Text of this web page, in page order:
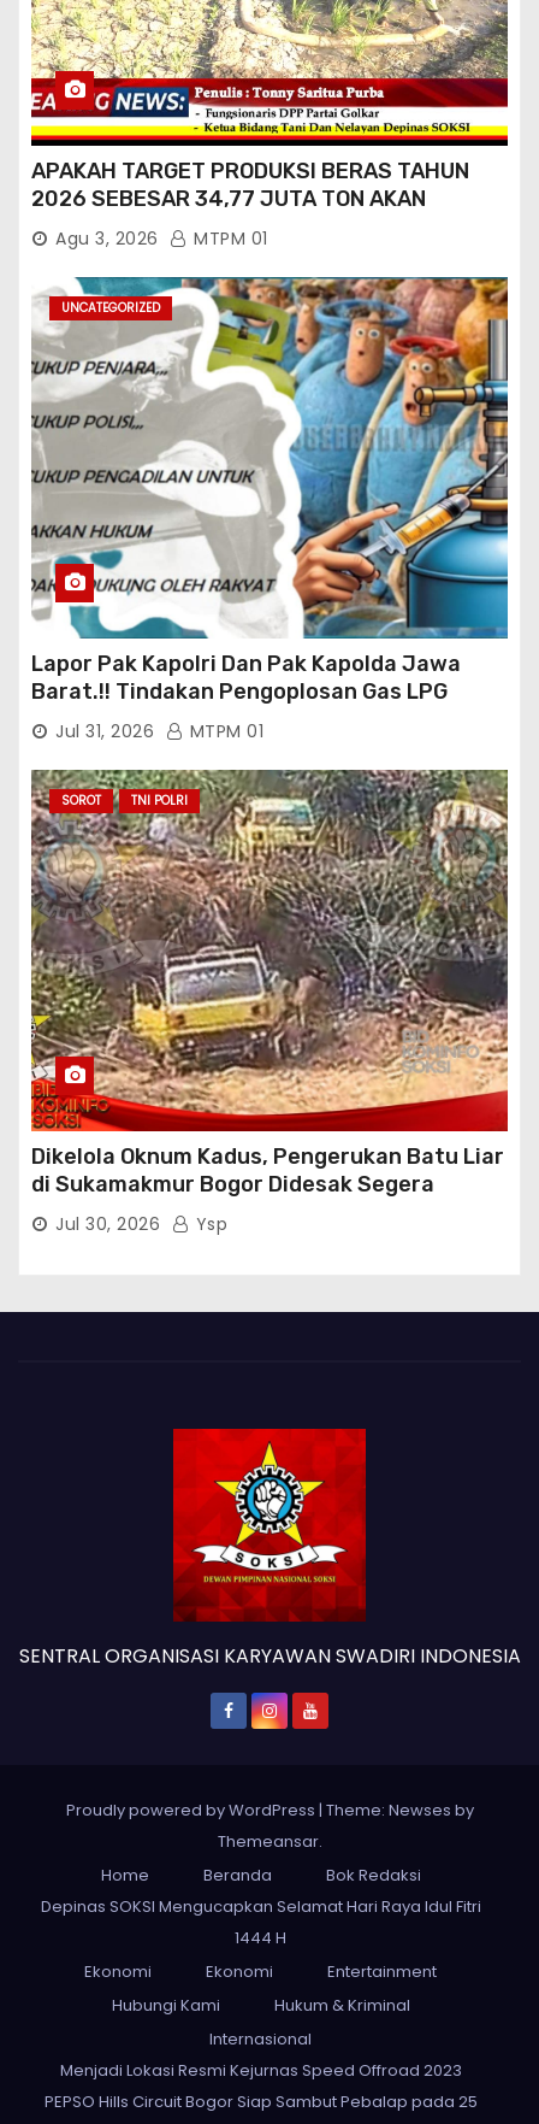
APAKAH TARGET PRODUKSI BERAS TAHUN
2026 SEBESAR 34,77 JUTA TON AKAN
TERCAPAI ?
Agu 3, 2026 MTPM 01
UNCATEGORIZED
Lapor Pak Kapolri Dan Pak Kapolda Jawa
Barat.!! Tindakan Pengoplosan Gas LPG
Bersubsidi Marak Terjadi Di Kabupaten Bogor
Persisnya di Babakan Madang: Tim
Aktifis/Jurnalis Meminta Pimpinan Polri Beri
Atensi Penindakan Sampai Penangkapan
Terhadap Pelaku
Jul 31, 2026 MTPM 01
SOROT TNI POLRI
Dikelola Oknum Kadus, Pengerukan Batu Liar
di Sukamakmur Bogor Didesak Segera
Ditindak Hukum
Jul 30, 2026 Ysp
SENTRAL ORGANISASI KARYAWAN SWADIRI INDONESIA
Proudly powered by WordPress | Theme: Newses by
Themeansar.
Home
Beranda
Bok Redaksi
Depinas SOKSI Mengucapkan Selamat Hari Raya Idul Fitri
1444 H
Ekonomi
Ekonomi
Entertainment
Hubungi Kami
Hukum & Kriminal
Internasional
Menjadi Lokasi Resmi Kejurnas Speed Offroad 2023
PEPSO Hills Circuit Bogor Siap Sambut Pebalap pada 25